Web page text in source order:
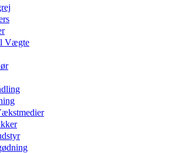
Vægte